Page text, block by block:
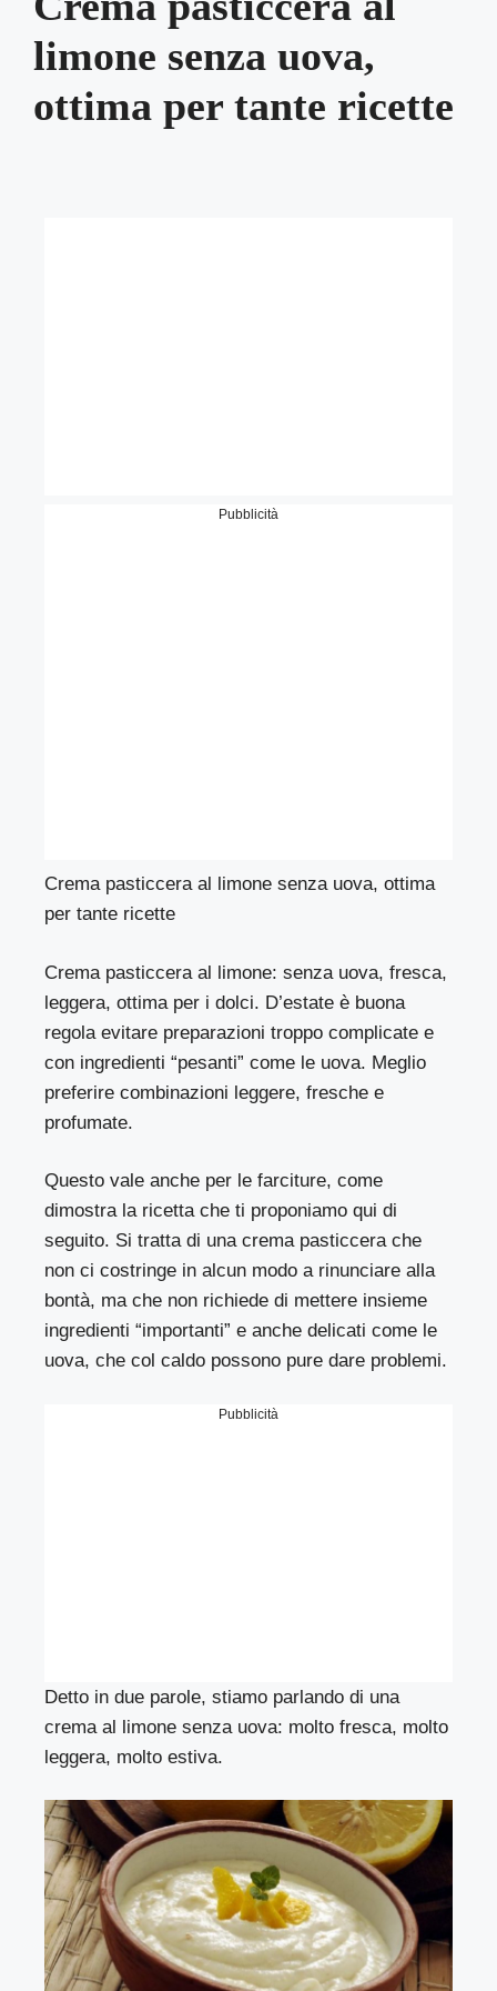
limone senza uova,
ottima per tante ricette
Pubblicità
Crema pasticcera al limone senza uova, ottima
per tante ricette
Crema pasticcera al limone: senza uova, fresca,
leggera, ottima per i dolci. D’estate è buona
regola evitare preparazioni troppo complicate e
con ingredienti “pesanti” come le uova. Meglio
preferire combinazioni leggere, fresche e
profumate.
Questo vale anche per le farciture, come
dimostra la ricetta che ti proponiamo qui di
seguito. Si tratta di una crema pasticcera che
non ci costringe in alcun modo a rinunciare alla
bontà, ma che non richiede di mettere insieme
ingredienti “importanti” e anche delicati come le
uova, che col caldo possono pure dare problemi.
Pubblicità
Detto in due parole, stiamo parlando di una
crema al limone senza uova: molto fresca, molto
leggera, molto estiva.